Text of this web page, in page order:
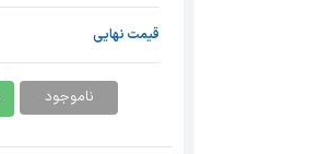
قیمت نهایی
ناموجود